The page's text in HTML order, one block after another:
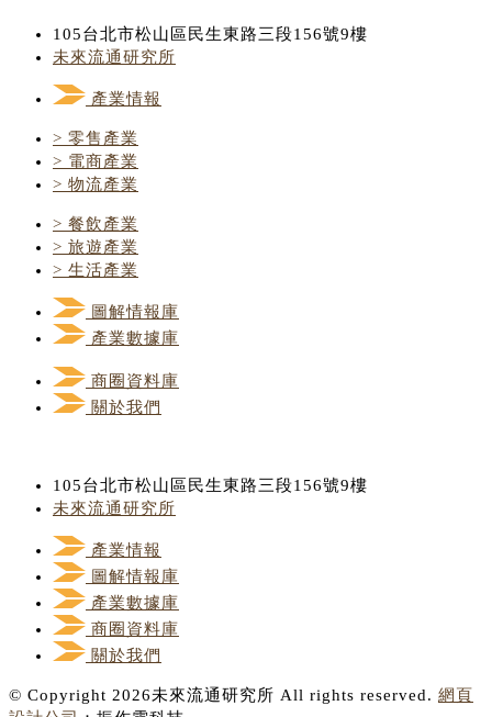
105台北市松山區民生東路三段156號9樓
未來流通研究所
產業情報
> 零售產業
> 電商產業
> 物流產業
> 餐飲產業
> 旅遊產業
> 生活產業
圖解情報庫
產業數據庫
商圈資料庫
關於我們
105台北市松山區民生東路三段156號9樓
未來流通研究所
產業情報
圖解情報庫
產業數據庫
商圈資料庫
關於我們
© Copyright 2026未來流通研究所 All rights reserved. 網頁